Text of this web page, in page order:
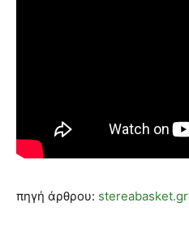
πηγή άρθρου: stereabasket.gr